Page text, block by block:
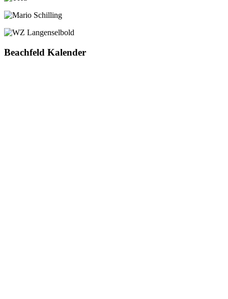
Beachfeld Kalender